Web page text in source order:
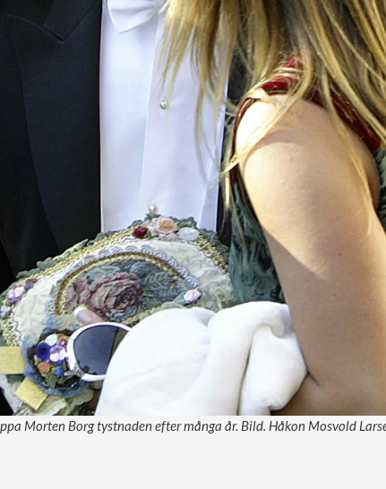
Morten Borg tystnaden efter många år. Bild. Håkon Mosvold